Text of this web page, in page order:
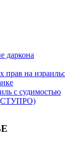
даркона
прав на
с судимостью
(СТУПРО)